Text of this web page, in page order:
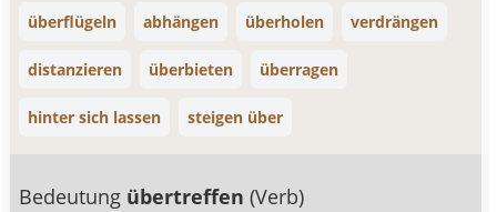
überflügeln abhängen überholen verdrängen
distanzieren überbieten überragen
hinter sich lassen steigen über
Bedeutung übertreffen(Verb)